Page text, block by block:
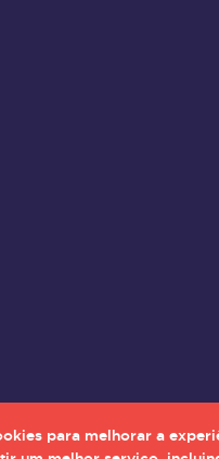
para melhorar a